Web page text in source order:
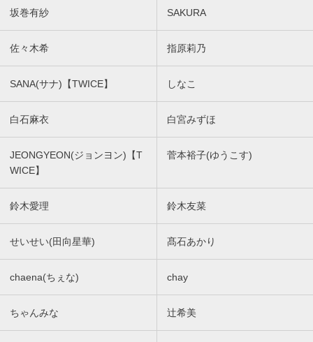
坂巻有紗 SAKURA
佐々木希 指原莉乃
SANA(サナ)【TWICE】 しなこ
白石麻衣 白宮みずほ
JEONGYEON(ジョンヨン)【T
WICE】
菅本裕子(ゆうこす)
鈴木愛理 鈴木友菜
せいせい(田向星華) 髙石あかり
chaena(ちぇな) chay
ちゃんみな 辻希美